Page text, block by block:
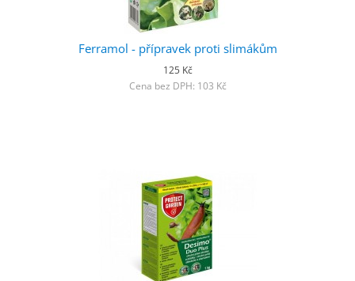
Ferramol - přípravek proti slimákům
125 Kč
Cena bez DPH: 103 Kč